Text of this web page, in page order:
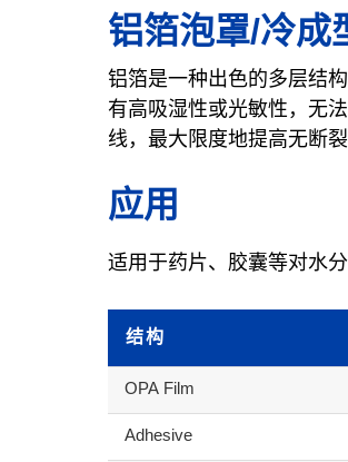
铝箔泡罩/冷成
铝箔是一种出色的多层结
有高吸湿性或光敏性，无
线，最大限度地提高无断
应用
适用于药片、胶囊等对水
结构
OPA Film
Adhesive